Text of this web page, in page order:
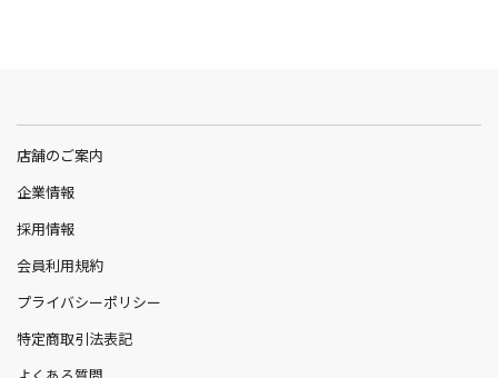
店舗のご案内
企業情報
採用情報
会員利用規約
プライバシーポリシー
特定商取引法表記